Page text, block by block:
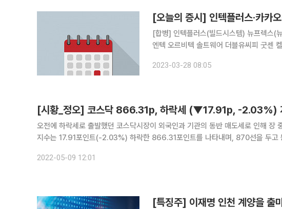
[오늘의 증시] 인텍플러스·카카
[합병] 인텍플러스(빌드시스템) 뉴프렉스(뉴크리텍) [주주총회] 티이엠씨 무림SP
엔텍 오르비텍 솔트웨어 더블유씨피 굿센
다믈멀티미디어 피플바이오 폴라리스세원
2023-03-28 08:05
[시황_정오] 코스닥 866.31p, 하락세 (▼17.91p, -2.03%)
오전에 하락세로 출발했던 코스닥시장이 외국인과 기관의 동반 매도세로 인해 장 중반에도 하락
지수는 17.91포인트(-2.03%) 하락한 866.31포인트를 나타내며, 870선을 두고 등락을 거듭하고 있다.
2022-05-09 12:01
[특징주] 이재명 인천 계양을 출